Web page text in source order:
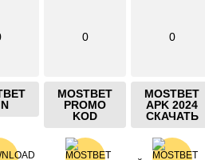
0
MOSTBET
PROMO
KOD
0
MOSTBET
APK 2024
СКАЧАТЬ